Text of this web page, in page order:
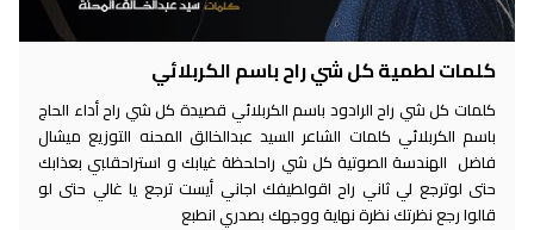
كلمات لطمية كل شي راح باسم الكربلائي
كلمات كل شي راح الرادود باسم الكربلائي قصيدة كل شي راح أداء الحاج
باسم الكربلائي كلمات الشاعر السيد عبدالخالق المحنه التوزيع ميشال
فاضل الهندسة الصوتية كل شي راحلحظة غيابك و استراحقلبي بعذابك
حتى لوترجع لي ثاني راح اقولطيفك اجاني أيست ترجع يا غالي حتى لو
قالوا رجع نظرتك نظرة نهاية ووجهك بصدري انطبع